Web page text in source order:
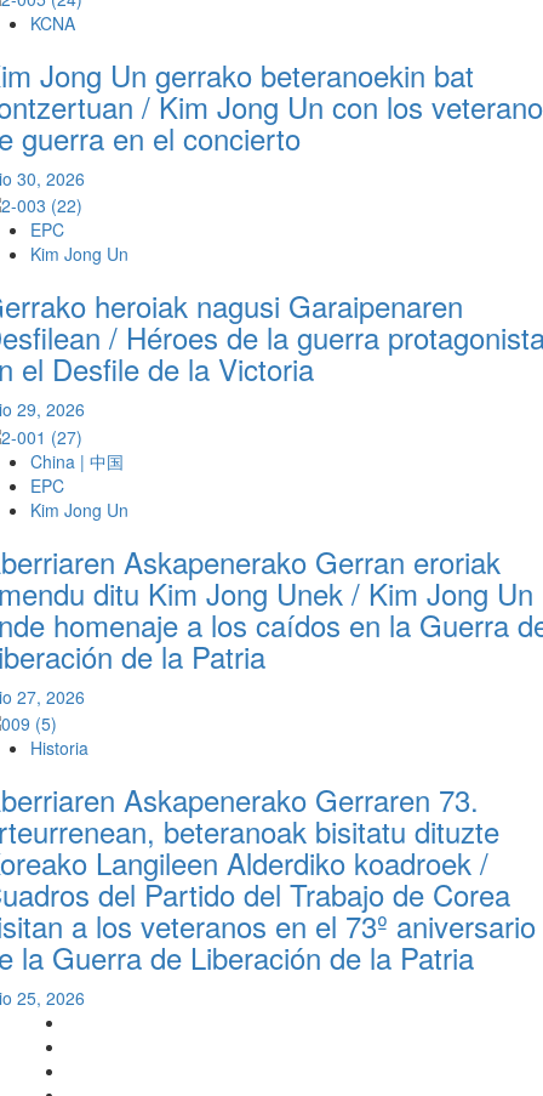
KCNA
Jong Un gerrako beteranoekin bat
/ Kim Jong Un con los
guerra en el concierto
30, 2026
EPC
Kim Jong Un
heroiak nagusi Garaipenaren
/ Héroes de la guerra
el Desfile de la Victoria
29, 2026
China | 中国
EPC
Kim Jong Un
Askapenerako Gerran eroriak
ditu Kim Jong Unek / Kim Jong Un
homenaje a los caídos en la Guerra
de la Patria
27, 2026
Historia
Askapenerako Gerraren 73.
beteranoak bisitatu dituzte
Langileen Alderdiko koadroek /
del Partido del Trabajo de Corea
a los veteranos en el 73º aniversario
la Guerra de Liberación de la Patria
25, 2026